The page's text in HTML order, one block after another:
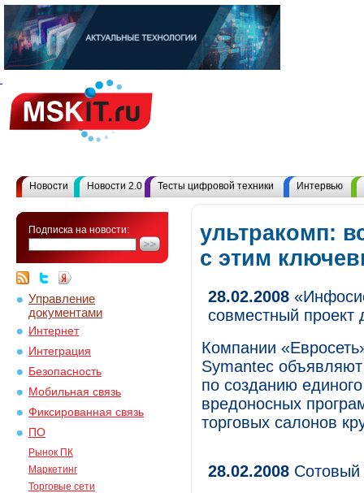
Новости Новости 2.0 Тесты цифровой техники Интервью
Подписка на новости:
Управление
документами
Интернет
Интеграция
Безопасность
Мобильная связь
Фиксированная связь
ПО
Рынок ПК
Маркетинг
Торговые сети
ультракомп:
с этим
28.02.2008
совместный проект
Компании
Symantec
по созданию
вредоносных
торговых салонов
28.02.2008 Сотовый